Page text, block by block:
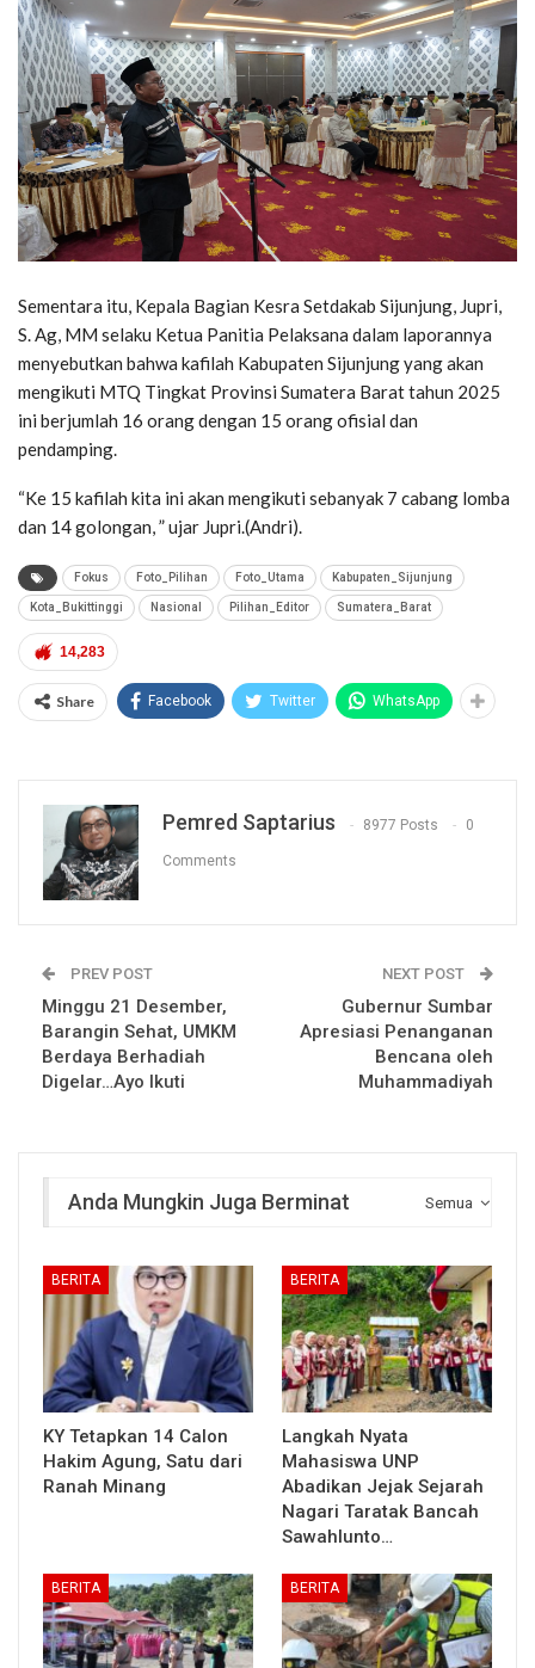
Sementara itu, Kepala Bagian Kesra Setdakab Sijunjung, Jupri,
S. Ag, MM selaku Ketua Panitia Pelaksana dalam laporannya
menyebutkan bahwa kafilah Kabupaten Sijunjung yang akan
mengikuti MTQ Tingkat Provinsi Sumatera Barat tahun 2025
ini berjumlah 16 orang dengan 15 orang ofisial dan
pendamping.
“Ke 15 kafilah kita ini akan mengikuti sebanyak 7 cabang lomba
dan 14 golongan, ” ujar Jupri.(Andri).
Fokus Foto_Pilihan Foto_Utama Kabupaten_Sijunjung
Kota_Bukittinggi Nasional Pilihan_Editor Sumatera_Barat
14,283
Share Facebook Twitter WhatsApp
Pemred Saptarius 8977 Posts 0
Comments
PREV POST
Minggu 21 Desember,
Barangin Sehat, UMKM
Berdaya Berhadiah
Digelar…Ayo Ikuti
NEXT POST
Gubernur Sumbar
Apresiasi Penanganan
Bencana oleh
Muhammadiyah
Semua
Anda Mungkin Juga Berminat
BERITA
KY Tetapkan 14 Calon
Hakim Agung, Satu dari
Ranah Minang
BERITA
Langkah Nyata
Mahasiswa UNP
Abadikan Jejak Sejarah
Nagari Taratak Bancah
Sawahlunto…
BERITA BERITA